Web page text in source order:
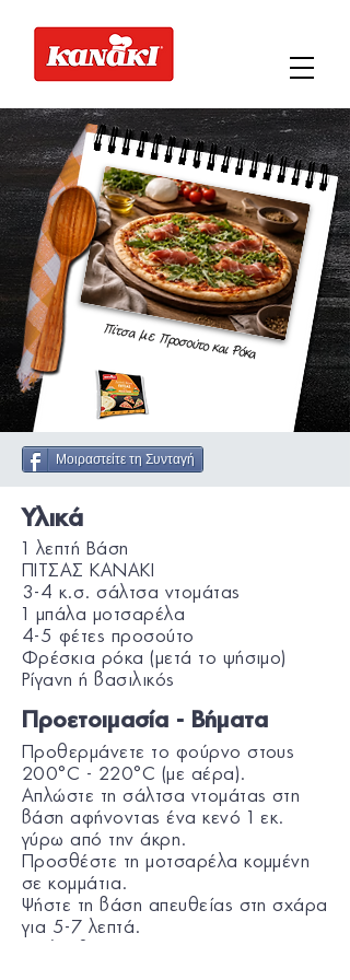
Πίτσα με Προσούτο και Ρόκα
Μοιραστείτε τη Συνταγή
Υλικά
1 λεπτή Βάση
ΠΙΤΣΑΣ KANAKI
3-4 κ.σ. σάλτσα ντομάτας
1 μπάλα μοτσαρέλα
4-5 φέτες προσούτο
Φρέσκια ρόκα (μετά το ψήσιμο)
Ρίγανη ή βασιλικός
Προετοιμασία - Βήματα
Προθερμάνετε το φούρνο στους
200°C - 220°C (με αέρα).
Απλώστε τη σάλτσα ντομάτας στη
βάση αφήνοντας ένα κενό 1 εκ.
γύρω από την άκρη.
Προσθέστε τη μοτσαρέλα κομμένη
σε κομμάτια.
Ψήστε τη βάση απευθείας στη σχάρα
για 5-7 λεπτά.